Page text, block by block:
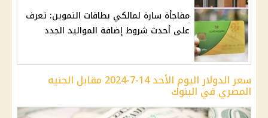
مفاجأة سارة لمالكي بطاقات التموين: تعرف
على أحدث شروط إضافة المواليد الجدد
سعر الدولار اليوم الأحد 14-7-2024 مقابل الجنيه
المصري في البنوك